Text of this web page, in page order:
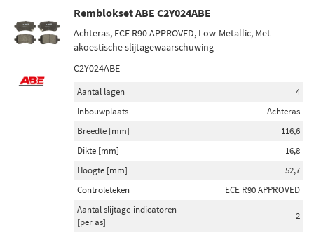
Remblokset ABE C2Y024ABE
Achteras, ECE R90 APPROVED, Low-Metallic, Met
akoestische slijtagewaarschuwing
C2Y024ABE
Aantal lagen
4
Inbouwplaats
Achteras
Breedte [mm]
116,6
Dikte [mm]
16,8
Hoogte [mm]
52,7
Controleteken
ECE R90 APPROVED
Aantal slijtage-indicatoren
[per as]
2